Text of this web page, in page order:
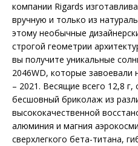
компании Rigards
вручную и только из
этому не­обычные
строгой геометрии
вы получите уникальные
2046WD, которые завоевали
– 2021. Весящие всего 12,8
бесшовный бриколаж из
высококачественной
алюминия и магния
сверхлегкого бета-титана,